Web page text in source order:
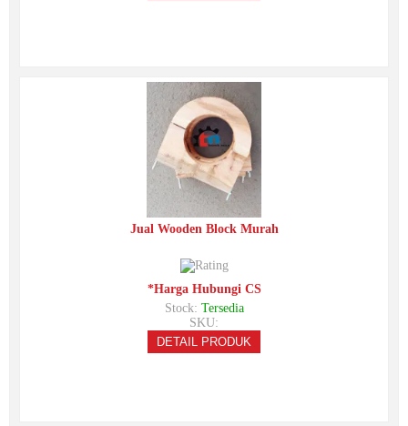
Jual Wooden Block Murah
*Harga Hubungi CS
Stock: Tersedia
SKU:
DETAIL PRODUK